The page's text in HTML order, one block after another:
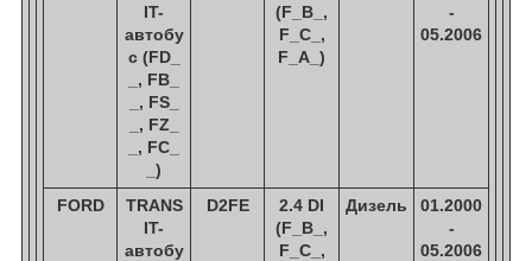
IT-
автобу
с (FD_
_, FB_
_, FS_
_, FZ_
_, FC_
_)
(F_B_,
F_C_,
F_A_)
-
05.2006
FORD
TRANS
IT-
автобу
D2FE
2.4 DI
(F_B_,
F_C_,
Дизель
01.2000
-
05.2006